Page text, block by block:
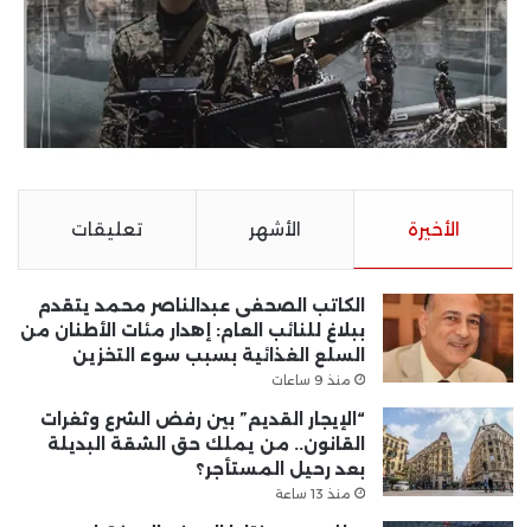
الأخيرة الأشهر تعليقات
الكاتب الصحفى عبدالناصر محمد يتقدم
ببلاغ للنائب العام: إهدار مئات الأطنان من
السلع الغذائية بسبب سوء التخزين
منذ 9 ساعات
“الإيجار القديم” بين رفض الشرع وثغرات
القانون.. من يملك حق الشقة البديلة
بعد رحيل المستأجر؟
منذ 13 ساعة